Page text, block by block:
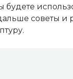
советы